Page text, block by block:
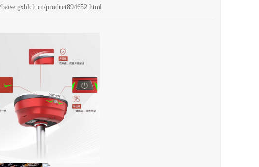
product894652.html